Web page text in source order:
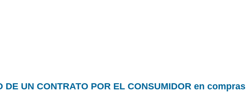
DE UN CONTRATO POR EL CONSUMIDOR en compras